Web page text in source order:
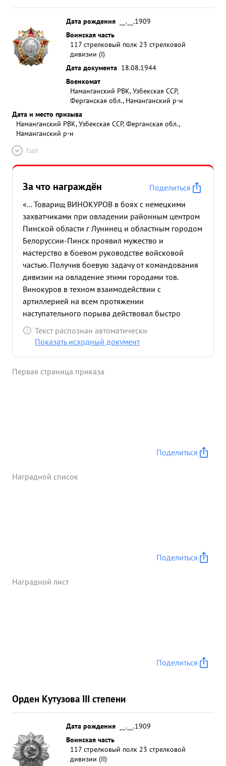
Дата рождения
__.__.1909
Воинская часть
117 стрелковый полк 23 стрелковой
дивизии (I)
Дата документа 18.08.1944
Военкомат
Наманганский РВК, Узбекская ССР,
Ферганская обл., Наманганский р-н
Дата и место призыва
Наманганский РВК, Узбекская ССР, Ферганская обл.,
Наманганский р-н
Ещё
За что награждён
Поделиться
«... Товарищ ВИНОКУРОВ в боях с немецкими
захватчиками при овладении районным центром
Пинской области г Лунинец и областным городом
Белоруссии-Пинск проявил мужество и
мастерство в боевом руководстве войсковой
частью. Получив боевую задачу от командования
дивизии на овладение этими городами тов.
Винокуров в техном взаимодействии с
артиллерией на всем протяжении
наступательного порыва действовал быстро
решительно и уверенно: своим примером
поднимал воинствующий дух среди вверенного
районе севернее города Пинск при
поражение живой силе и материальной части
солдаты и офицеры свыше 35 человек, что
Текст распознан автоматически
Показать исходный документ
Первая страница приказа
Поделиться
Наградной список
Поделиться
Наградной лист
Поделиться
Орден Кутузова III степени
Дата рождения
__.__.1909
Воинская часть
117 стрелковый полк 23 стрелковой
дивизии (II)